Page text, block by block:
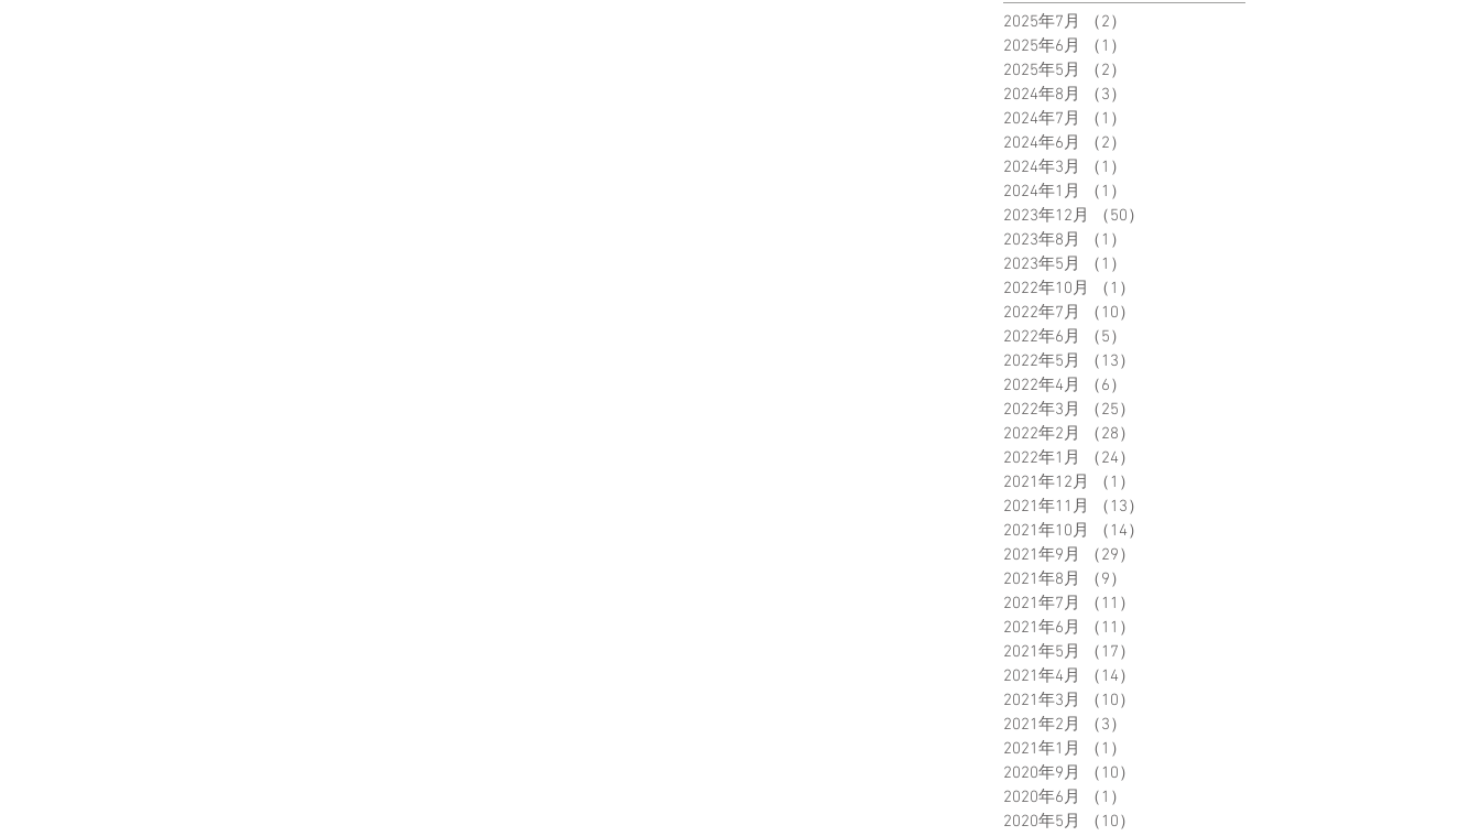
2025年7月 （2）
2025年6月
（1）
2025年5月
（2）
2024年8月
（3）
2024年7月
（1）
2024年6月
（2）
2024年3月
（1）
2024年1月
（1）
2023年12月
（50）
2023年8月
（1）
2023年5月
（1）
2022年10月
（1）
2022年7月
（10）
2022年6月
（5）
2022年5月
（13）
2022年4月
（6）
2022年3月
（25）
2022年2月
（28）
2022年1月
（24）
2021年12月
（1）
2021年11月
（13）
2021年10月
（14）
2021年9月
（29）
2021年8月
（9）
2021年7月
（11）
2021年6月
（11）
2021年5月
（17）
2021年4月
（14）
2021年3月
（10）
2021年2月
（3）
2021年1月
（1）
2020年9月
（10）
2020年6月
（1）
2020年5月
（10）